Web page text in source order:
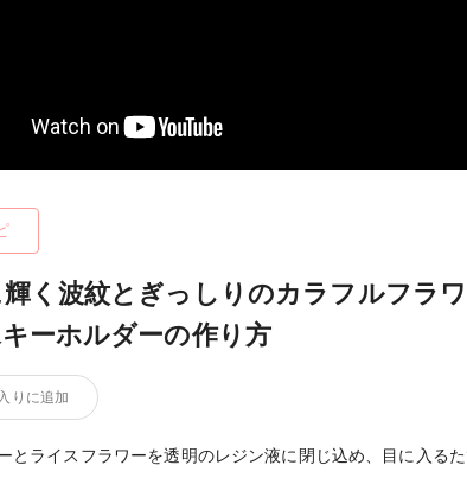
く波紋とぎっしりのカラフルフラ
ーホルダーの作り方
りに追加
とライスフラワーを透明のレジン液に閉じ込め、目に入る